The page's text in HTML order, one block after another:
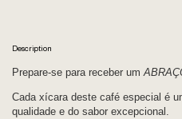
Description
Prepare-se para receber um
Cada xícara deste café especial é
qualidade e do sabor excepcional.